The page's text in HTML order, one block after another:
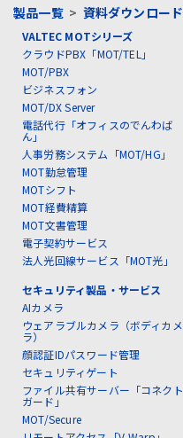
製品一覧> 資料ダウンロード
VALTEC MOTシリーズ
クラウドPBX「MOT/TEL」
MOT/PBX
ビジネスフォン
MOT/DX Server
電話代行「オフィスのでんわば
ん」
人事労務システム「MOT/HG」
MOT勤怠管理
MOTシフト
MOT経費精算
MOT文書管理
電子契約サービス
法人光回線サービス「MOT光」
セキュリティ製品・サービス
AIカメラ
ウェアラブルカメラ（ボディカメ
ラ）
顔認証IDパスワード管理
セキュリティゲート
ファイル共有サーバー「コネクト
ガード」
MOT/Secure